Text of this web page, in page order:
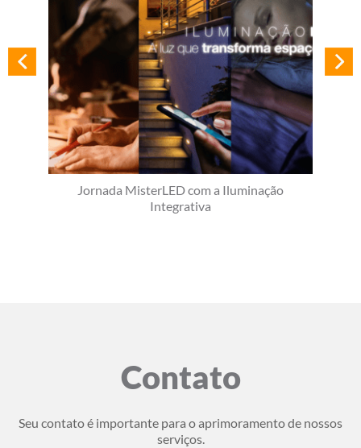
Jornada MisterLED com a Iluminação
Integrativa
Contato
Seu contato é importante para o aprimoramento de nossos
serviços.